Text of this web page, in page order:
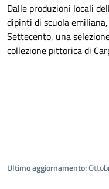
Dalle produzioni locali
dipinti di scuola
Settecento, una
collezione pittorica di
Ultimo aggiornamento: